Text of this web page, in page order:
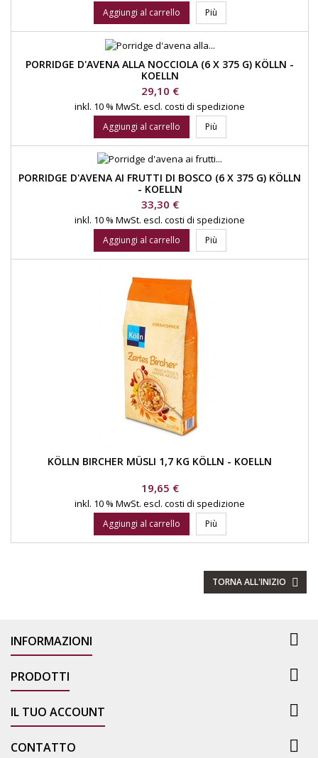
Aggiungi al carrello Più
PORRIDGE D'AVENA ALLA NOCCIOLA (6 X 375 G) KÖLLN -
KOELLN
Prezzo
29,10 €
inkl. 10 % MwSt. escl. costi di spedizione
Aggiungi al carrello Più
PORRIDGE D'AVENA AI FRUTTI DI BOSCO (6 X 375 G) KÖLLN
- KOELLN
Prezzo
33,30 €
inkl. 10 % MwSt. escl. costi di spedizione
Aggiungi al carrello Più
KÖLLN BIRCHER MÜSLI 1,7 KG KÖLLN - KOELLN
Prezzo
19,65 €
inkl. 10 % MwSt. escl. costi di spedizione
Aggiungi al carrello Più
TORNA ALL'INIZIO 
INFORMAZIONI 
PRODOTTI 
IL TUO ACCOUNT 
CONTATTO 